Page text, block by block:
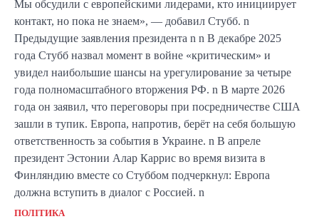
Мы обсудили с европейскими лидерами, кто инициирует
контакт, но пока не знаем», — добавил Стубб. n
Предыдущие заявления президента n n В декабре 2025
года Стубб назвал момент в войне «критическим» и
увидел наибольшие шансы на урегулирование за четыре
года полномасштабного вторжения РФ. n В марте 2026
года он заявил, что переговоры при посредничестве США
зашли в тупик. Европа, напротив, берёт на себя большую
ответственность за события в Украине. n В апреле
президент Эстонии Алар Каррис во время визита в
Финляндию вместе со Стуббом подчеркнул: Европа
должна вступить в диалог с Россией. n
ПОЛІТИКА